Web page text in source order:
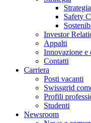
Safety
Investor
Appalti
Innovazione e
Contatti
Carriera
Posti vacanti
Swissgrid
Profili
Studenti
Newsroom